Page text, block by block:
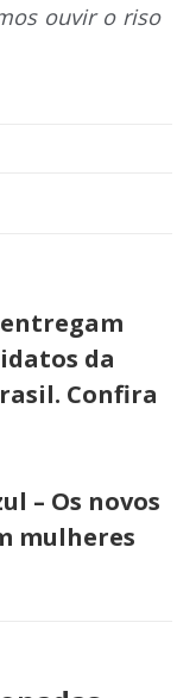
ouvir o riso
entregam
da
Confira
– Os novos
mulheres